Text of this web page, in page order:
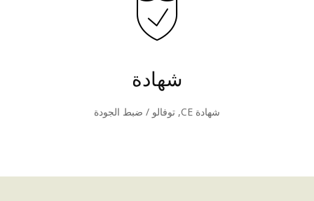
شهادة
شهادة CE, توفالو / ضبط الجودة